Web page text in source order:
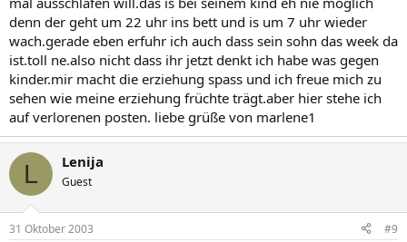
denn der geht um 22 uhr ins bett und is um 7 uhr wieder
wach.gerade eben erfuhr ich auch dass sein sohn das week da
ist.toll ne.also nicht dass ihr jetzt denkt ich habe was gegen
kinder.mir macht die erziehung spass und ich freue mich zu
sehen wie meine erziehung früchte trägt.aber hier stehe ich
auf verlorenen posten. liebe grüße von marlene1
L Lenija
Guest
31 Oktober 2003 #9